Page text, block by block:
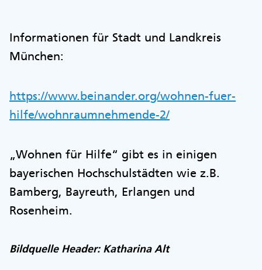
Informationen für Stadt und Landkreis
München:
https://www.beinander.org/wohnen-fuer-
hilfe/wohnraumnehmende-2/
„Wohnen für Hilfe“ gibt es in einigen
bayerischen Hochschulstädten wie z.B.
Bamberg, Bayreuth, Erlangen und
Rosenheim.
Bildquelle Header: Katharina Alt